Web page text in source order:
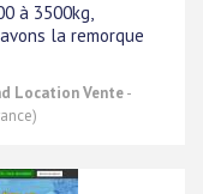
à 3500kg,
la remorque
Location Vente-